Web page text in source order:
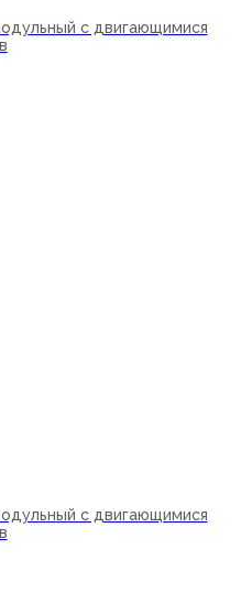
с двигающимися
с двигающимися